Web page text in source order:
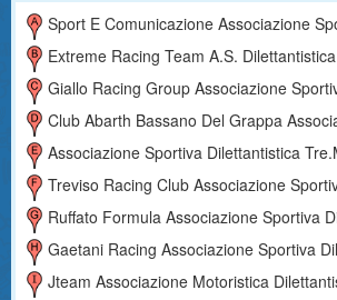
Sport E Comunicazione Associazione
Extreme Racing Team A.s. Dilettantistica
Giallo Racing Group Associazione
Club Abarth Bassano Del Grappa Associazione
Associazione Sportiva Dilettantistica
Treviso Racing Club Associazione
Ruffato Formula Associazione Sportiva
Gaetani Racing Associazione Sportiva
Jteam Associazione Motoristica